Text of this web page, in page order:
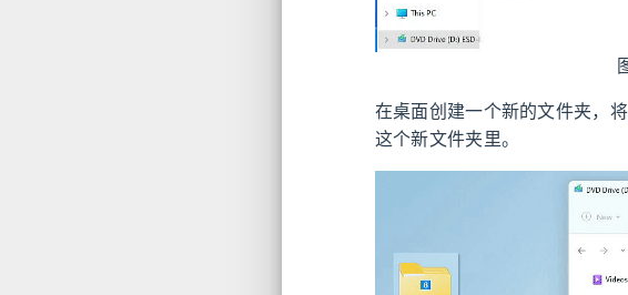
在桌面创建一个新的文件夹，
这个新文件夹里。